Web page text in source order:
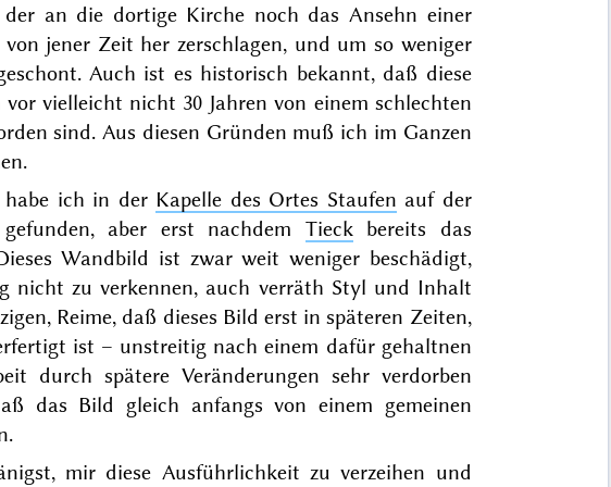
an die dortige Kirche noch das Ansehn einer
jener Zeit her zerschlagen, und um so weniger
Auch ist es historisch bekannt, daß diese
vielleicht nicht 30 Jahren von einem schlechten
sind. Aus diesen Gründen muß ich im Ganzen
habe ich in der Kapelle des Ortes Staufen auf der
gefunden, aber erst nachdem Tieckbereits das
Wandbild ist zwar weit weniger beschädigt,
nicht zu verkennen, auch verräth Styl und Inhalt
Reime, daß dieses Bild erst in späteren Zeiten,
ist – unstreitig nach einem dafür gehaltnen
durch spätere Veränderungen sehr verdorben
das Bild gleich anfangs von einem gemeinen
mir diese Ausführlichkeit zu verzeihen und